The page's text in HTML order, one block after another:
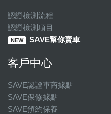
認證檢測流程
認證檢測項目
NEW SAVE幫你賣車
客戶中心
SAVE認證車商據點
SAVE保修據點
SAVE預約保養